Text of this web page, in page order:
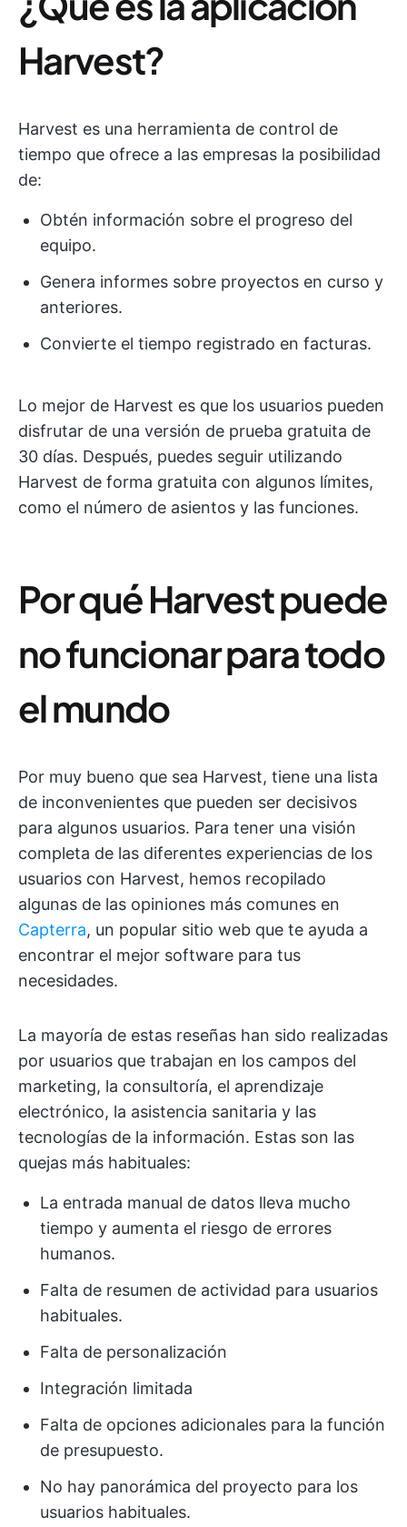
Harvest?
Harvest es una herramienta de control de
tiempo que ofrece a las empresas la posibilidad
de:
Obtén información sobre el progreso del
equipo.
Genera informes sobre proyectos en curso y
anteriores.
Convierte el tiempo registrado en facturas.
Lo mejor de Harvest es que los usuarios pueden
disfrutar de una versión de prueba gratuita de
30 días. Después, puedes seguir utilizando
Harvest de forma gratuita con algunos límites,
como el número de asientos y las funciones.
Por qué Harvest puede
no funcionar para todo
el mundo
Por muy bueno que sea Harvest, tiene una lista
de inconvenientes que pueden ser decisivos
para algunos usuarios. Para tener una visión
completa de las diferentes experiencias de los
usuarios con Harvest, hemos recopilado
algunas de las opiniones más comunes en
Capterra, un popular sitio web que te ayuda a
encontrar el mejor software para tus
necesidades.
La mayoría de estas reseñas han sido realizadas
por usuarios que trabajan en los campos del
marketing, la consultoría, el aprendizaje
electrónico, la asistencia sanitaria y las
tecnologías de la información. Estas son las
quejas más habituales:
La entrada manual de datos lleva mucho
tiempo y aumenta el riesgo de errores
humanos.
Falta de resumen de actividad para usuarios
habituales.
Falta de personalización
Integración limitada
Falta de opciones adicionales para la función
de presupuesto.
No hay panorámica del proyecto para los
usuarios habituales.